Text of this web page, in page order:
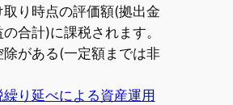
取り時点の評価額(拠出金
合計)に課税されます。
がある(一定額までは非
り延べによる資産運用